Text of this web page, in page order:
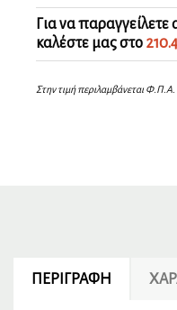
Για να
καλέστε μας στο
Στην τιμή περιλαμβάνεται
ΠΕΡΙΓΡΑΦΉ